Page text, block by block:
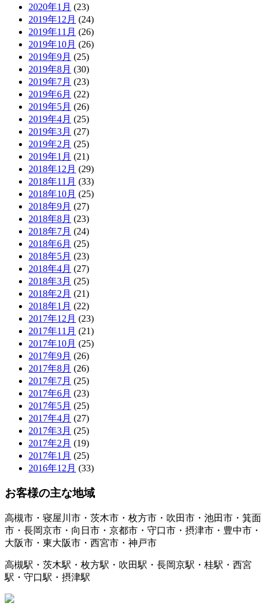
2020年1月 (23)
2019年12月 (24)
2019年11月 (26)
2019年10月 (26)
2019年9月 (25)
2019年8月 (30)
2019年7月 (23)
2019年6月 (22)
2019年5月 (26)
2019年4月 (25)
2019年3月 (27)
2019年2月 (25)
2019年1月 (21)
2018年12月 (29)
2018年11月 (33)
2018年10月 (25)
2018年9月 (27)
2018年8月 (23)
2018年7月 (24)
2018年6月 (25)
2018年5月 (23)
2018年4月 (27)
2018年3月 (25)
2018年2月 (21)
2018年1月 (22)
2017年12月 (23)
2017年11月 (21)
2017年10月 (25)
2017年9月 (26)
2017年8月 (26)
2017年7月 (25)
2017年6月 (23)
2017年5月 (25)
2017年4月 (27)
2017年3月 (25)
2017年2月 (19)
2017年1月 (25)
2016年12月 (33)
お客様の主な地域
高槻市・寝屋川市・茨木市・枚方市・吹田市・池田市・箕面
市・長岡京市・向日市・京都市・守口市・摂津市・豊中市・
大阪市・東大阪市・西宮市・神戸市
高槻駅・茨木駅・枚方駅・吹田駅・長岡京駅・桂駅・西宮
駅・守口駅・摂津駅